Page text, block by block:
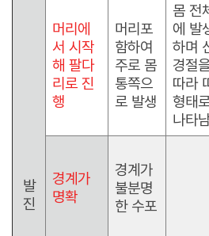
발
진
머리에
서 시작
해 팔다
리로 진
행
머리포
함하여
주로 몸
통쪽으
로 발생
몸 전
에 발
하며
경절
따라
형태
나타
경계가
명확
경계가
불분명
한 수포